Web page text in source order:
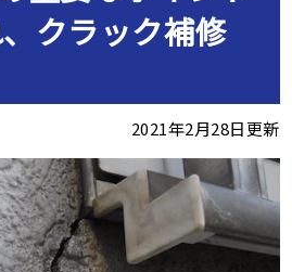
クラック補修
2021年2月28日更新